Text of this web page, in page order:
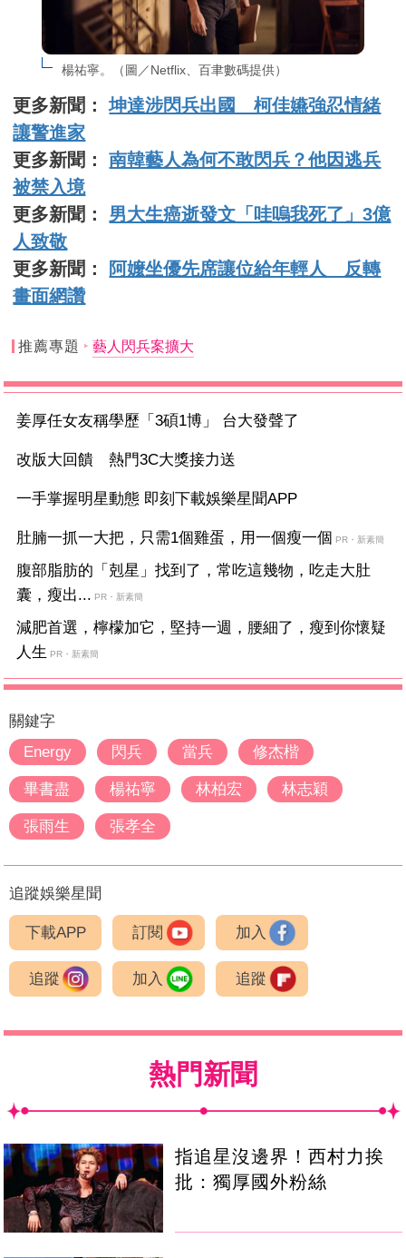
楊祐寧。（圖／Netflix、百聿數碼提供）
更多新聞：坤達涉閃兵出國 柯佳嬿強忍情緒
讓警進家
更多新聞：南韓藝人為何不敢閃兵？他因逃兵
被禁入境
更多新聞： 男大生癌逝發文「哇嗚我死了」3億
人致敬
更多新聞：
阿嬤坐優先席讓位給年輕人 反轉
畫面網讚
推薦專題 藝人閃兵案擴大
姜厚任女友稱學歷「3碩1博」 台大發聲了
改版大回饋 熱門3C大獎接力送
一手掌握明星動態 即刻下載娛樂星聞APP
肚腩一抓一大把，只需1個雞蛋，用一個瘦一個 PR・新素簡
腹部脂肪的「剋星」找到了，常吃這幾物，吃走大肚
囊，瘦出... PR・新素簡
減肥首選，檸檬加它，堅持一週，腰細了，瘦到你懷疑
人生 PR・新素簡
關鍵字
Energy
閃兵 當兵 修杰楷
畢書盡 楊祐寧 林柏宏 林志穎
張雨生 張孝全
追蹤娛樂星聞
下載APP 訂閱 加入
追蹤 加入 追蹤
熱門新聞
指追星沒邊界！西村力挨
批：獨厚國外粉絲